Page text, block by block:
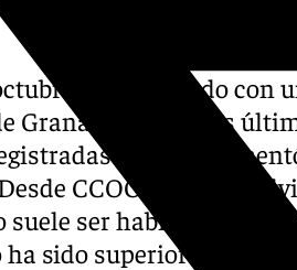
se ha cerrado
Granada. Según los
en paro
Desde CCOO Granada
suele ser habitual tras
ha sido superior al